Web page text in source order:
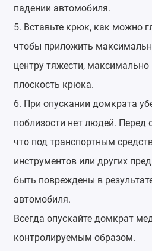
падении автомобиля.
5. Вставьте крюк, как можно
чтобы приложить
центру тяжести,
плоскость крюка.
6. При опускании домкрата
поблизости нет людей. Перед
что под транспортным
инструментов или других
быть повреждены в
автомобиля.
Всегда опускайте домкрат
контролируемым образом.